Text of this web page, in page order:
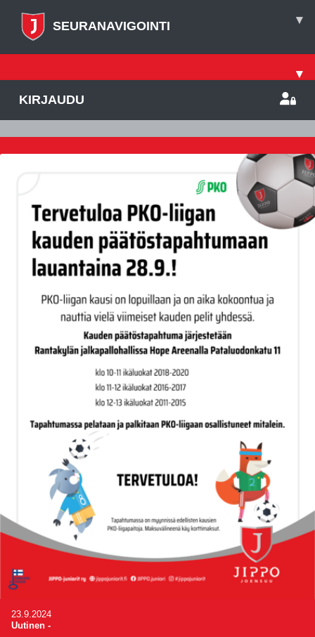
SEURANAVIGOINTI ▾
▾
KIRJAUDU
23.9.2024
Uutinen -